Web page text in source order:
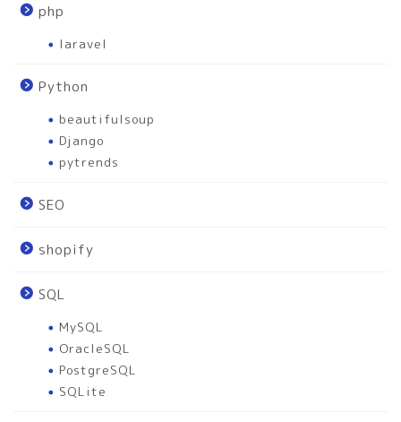
php
laravel
Python
beautifulsoup
Django
pytrends
SEO
shopify
SQL
MySQL
OracleSQL
PostgreSQL
SQLite